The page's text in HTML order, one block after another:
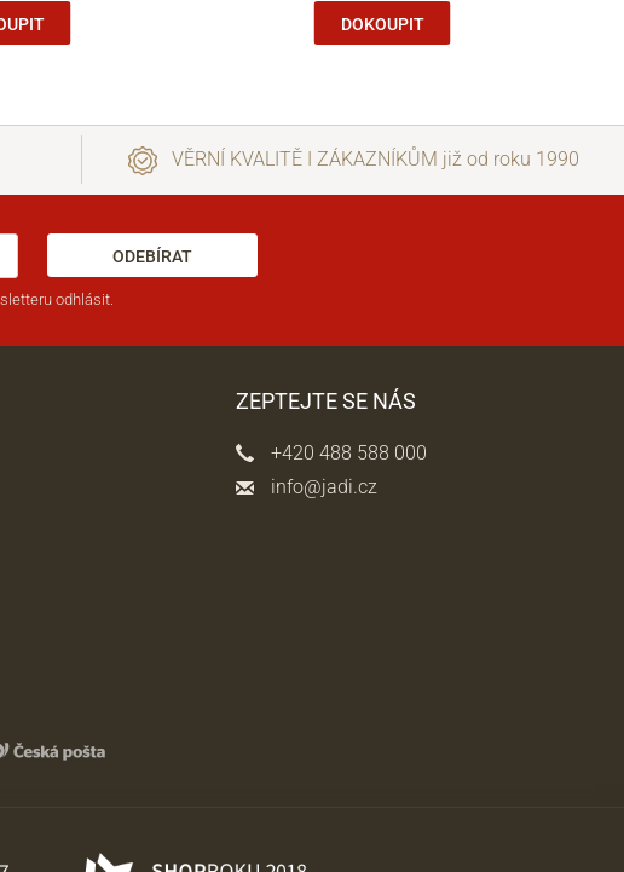
DOKOUPIT
VĚRNÍ KVALITĚ I ZÁKAZNÍKŮM již od roku 1990
ODEBÍRAT
odhlásit.
ZEPTEJTE SE NÁS
+420 488 588 000
info@jadi.cz